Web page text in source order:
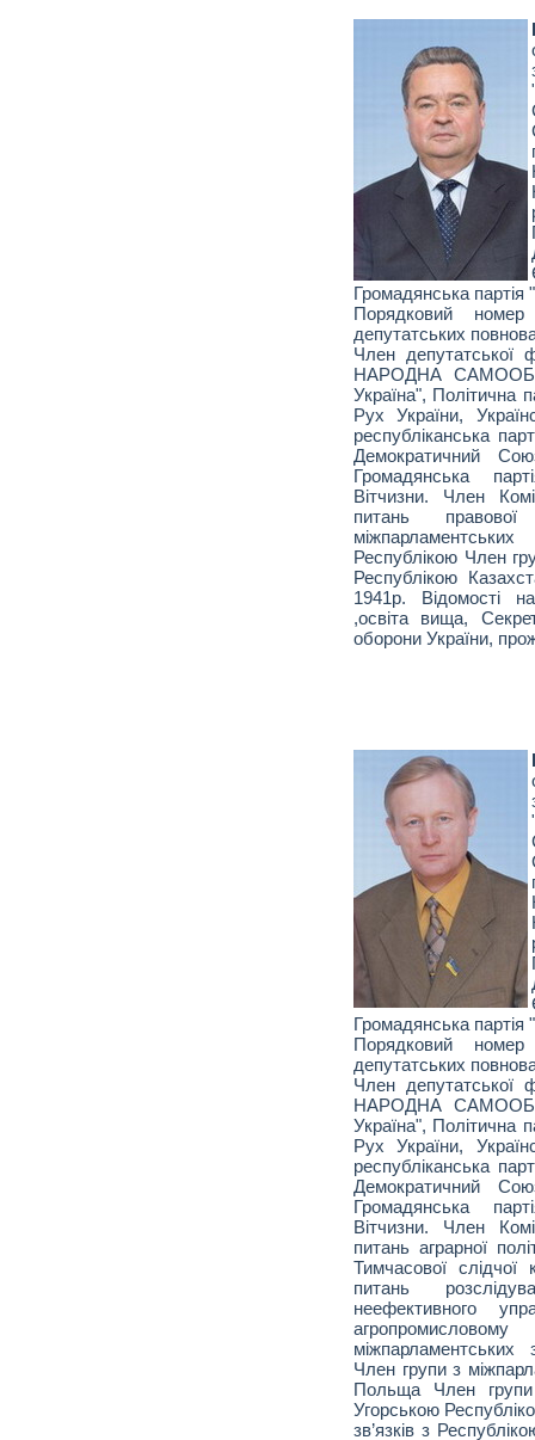
Громадянська партія
Порядковий
депутатських
Член
НАРОДНА
Україна", Політична
Рух України,
республіканська
Демократичний
Громадянська
Вітчизни. Член
питань
Республікою Член
Республікою
1941р. Відомості
,освіта вища,
оборони України,
Громадянська партія
Порядковий
депутатських
Член
НАРОДНА
Україна", Політична
Рух України,
республіканська
Демократичний
Громадянська
Вітчизни. Член
питань аграрної
Тимчасової слідчої
питань
неефективного
міжпарламентських
Член групи з
Польща Член групи
Угорською
зв’язків з